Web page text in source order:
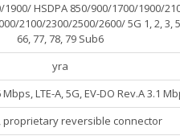
HSDPA 850/900/1700/1900/
2100/2300/2500/2600/ 5G 1, 2, 3,
66, 77, 78, 79 Sub6
yra
LTE-A, 5G, EV-DO Rev.A 3.1
proprietary reversible connector